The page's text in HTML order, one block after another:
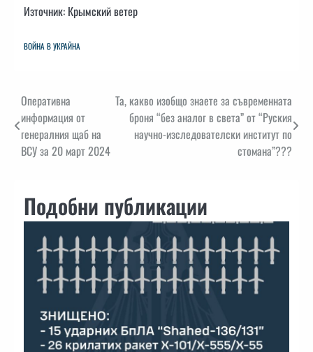
Източник: Крымский ветер
ВОЙНА В УКРАЙНА
Навигация
Оперативна
информация от
генералния щаб на
ВСУ за 20 март 2024
Та, какво изобщо знаете за съвременната
броня “без аналог в света” от “Руския
научно-изследователски институт по
стомана”???
Подобни публикации